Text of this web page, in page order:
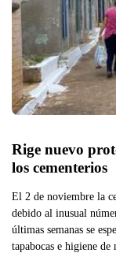
Rige nuevo
los cementerios
El 2 de noviembre la
debido al inusual
últimas semanas se
tapabocas e higiene de